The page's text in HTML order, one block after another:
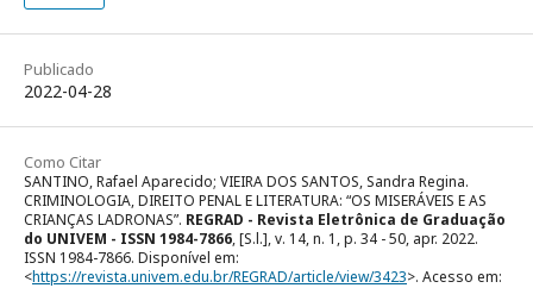
Publicado
2022-04-28
Como Citar
SANTINO, Rafael Aparecido; VIEIRA DOS SANTOS, Sandra Regina.
CRIMINOLOGIA, DIREITO PENAL E LITERATURA: “OS MISERÁVEIS E AS
CRIANÇAS LADRONAS”. REGRAD - Revista Eletrônica de Graduação
do UNIVEM - ISSN 1984-7866, [S.l.], v. 14, n. 1, p. 34 - 50, apr. 2022.
ISSN 1984-7866. Disponível em:
<https://revista.univem.edu.br/REGRAD/article/view/3423>. Acesso em: